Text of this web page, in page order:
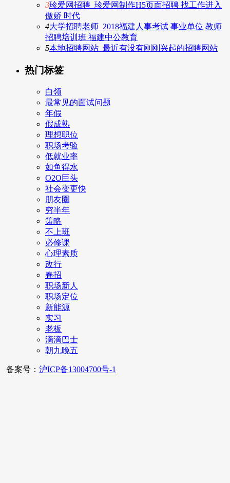
3珍爱网招聘_珍爱网制作H5页面招聘 找工作进入
傲娇 时代
4大学招聘老师_2018福建人事考试 事业单位 教师
招聘培训班 福建中公教育
5本地招聘网站_最近有没有刚刚兴起的招聘网站
热门标签
白领
最常见的面试问题
年假
假成熟
理想职位
职场考验
低就业率
如鱼得水
O2O巨头
社会变更快
朋友圈
穷半年
策略
不上班
必修课
心理素质
改行
春招
职场新人
职场定位
新能源
实习
老板
滴滴巴士
朝九晚五
备案号： 沪ICP备13004700号-1